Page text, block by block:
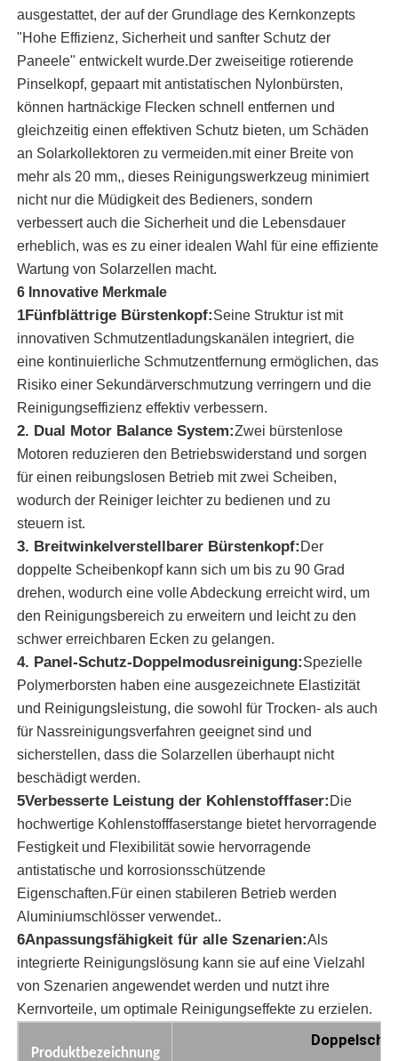
Startseite
Produkte
Über uns
Fabrik Tour
Qualitätskontrolle
Kontakt
Nachrichten
Alle Fälle
Referenzen
Sonnenkollektorreinigungsbürste
Sonnenkollektor-Rotationsbürste
Sonnenkollektor-Waschmaschine
Solarpanel-Walzbürste
Reinigungswerkzeuge für Solarzellen
Sonnenkollektorwaschgeräte
Wasserspeisung
ausgestattet, der auf der Grundlage des Kernkonzepts
"Hohe Effizienz, Sicherheit und sanfter Schutz der
Paneele" entwickelt wurde.Der zweiseitige rotierende
Pinselkopf, gepaart mit antistatischen Nylonbürsten,
können hartnäckige Flecken schnell entfernen und
gleichzeitig einen effektiven Schutz bieten, um Schäden
an Solarkollektoren zu vermeiden.mit einer Breite von
mehr als 20 mm,, dieses Reinigungswerkzeug minimiert
nicht nur die Müdigkeit des Bedieners, sondern
verbessert auch die Sicherheit und die Lebensdauer
erheblich, was es zu einer idealen Wahl für eine effiziente
Wartung von Solarzellen macht.
6 Innovative Merkmale
1Fünfblättrige Bürstenkopf:Seine Struktur ist mit
innovativen Schmutzentladungskanälen integriert, die
eine kontinuierliche Schmutzentfernung ermöglichen, das
Risiko einer Sekundärverschmutzung verringern und die
Reinigungseffizienz effektiv verbessern.
2. Dual Motor Balance System:Zwei bürstenlose
Motoren reduzieren den Betriebswiderstand und sorgen
für einen reibungslosen Betrieb mit zwei Scheiben,
wodurch der Reiniger leichter zu bedienen und zu
steuern ist.
3. Breitwinkelverstellbarer Bürstenkopf: Der
doppelte Scheibenkopf kann sich um bis zu 90 Grad
drehen, wodurch eine volle Abdeckung erreicht wird, um
den Reinigungsbereich zu erweitern und leicht zu den
schwer erreichbaren Ecken zu gelangen.
4. Panel-Schutz-Doppelmodusreinigung:Spezielle
Polymerborsten haben eine ausgezeichnete Elastizität
und Reinigungsleistung, die sowohl für Trocken- als auch
für Nassreinigungsverfahren geeignet sind und
sicherstellen, dass die Solarzellen überhaupt nicht
beschädigt werden.
5Verbesserte Leistung der Kohlenstofffaser: Die
hochwertige Kohlenstofffaserstange bietet hervorragende
Festigkeit und Flexibilität sowie hervorragende
antistatische und korrosionsschützende
Eigenschaften.Für einen stabileren Betrieb werden
Aluminiumschlösser verwendet..
6Anpassungsfähigkeit für alle Szenarien:Als
integrierte Reinigungslösung kann sie auf eine Vielzahl
von Szenarien angewendet werden und nutzt ihre
Kernvorteile, um optimale Reinigungseffekte zu erzielen.
Produktbezeichnung